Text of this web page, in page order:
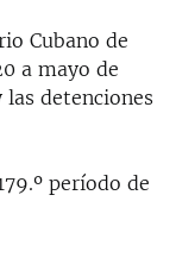
Cubano de
a mayo de
las detenciones
período de